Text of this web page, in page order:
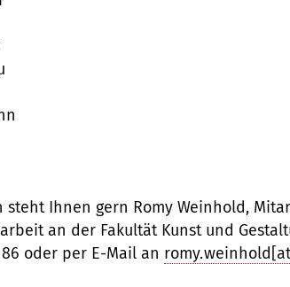
steht Ihnen gern Romy Weinhold,
an der Fakultät Kunst und
oder per E-Mail an